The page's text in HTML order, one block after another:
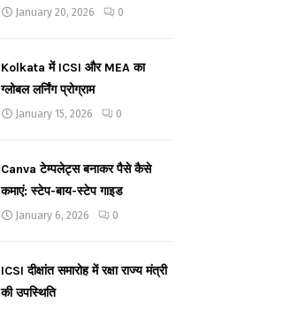
January 20, 2026 0
Kolkata में ICSI और MEA का
ग्लोबल लर्निंग प्रोग्राम
January 15, 2026 0
Canva टेम्पलेट्स बनाकर पैसे कैसे
कमाएं: स्टेप-बाय-स्टेप गाइड
January 6, 2026 0
ICSI दीक्षांत समारोह में रक्षा राज्य मंत्री
की उपस्थिति